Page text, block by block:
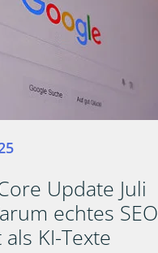
Update Juli
echtes SEO
KI-Texte